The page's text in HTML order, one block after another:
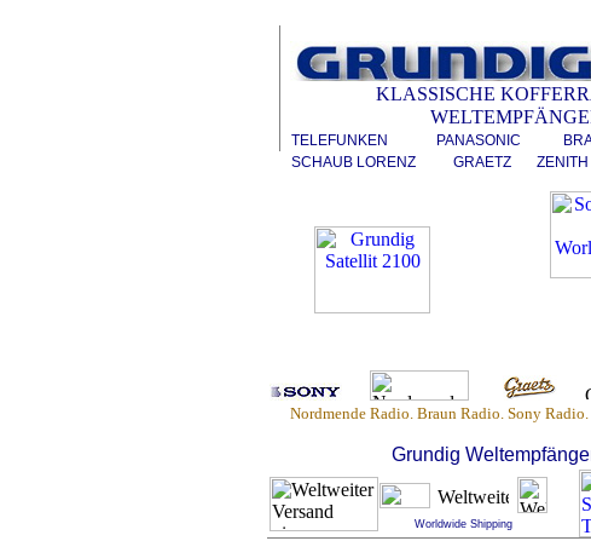
KLASSISCHE
TELEFUNKEN PANASONIC
SCHAUB LORENZ
GRAETZ ZENITH
Nordmende Radio. Braun Radio. Sony Radio.
Grundig
Worldwide Shipping